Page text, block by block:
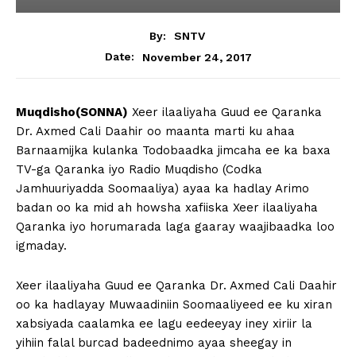
By:
SNTV
Date:
November 24, 2017
Muqdisho(SONNA) Xeer ilaaliyaha Guud ee Qaranka
Dr. Axmed Cali Daahir oo maanta marti ku ahaa
Barnaamijka kulanka Todobaadka jimcaha ee ka baxa
TV-ga Qaranka iyo Radio Muqdisho (Codka
Jamhuuriyadda Soomaaliya) ayaa ka hadlay Arimo
badan oo ka mid ah howsha xafiiska Xeer ilaaliyaha
Qaranka iyo horumarada laga gaaray waajibaadka loo
igmaday.
Xeer ilaaliyaha Guud ee Qaranka Dr. Axmed Cali Daahir
oo ka hadlayay Muwaadiniin Soomaaliyeed ee ku xiran
xabsiyada caalamka ee lagu eedeeyay iney xiriir la
yihiin falal burcad badeednimo ayaa sheegay in